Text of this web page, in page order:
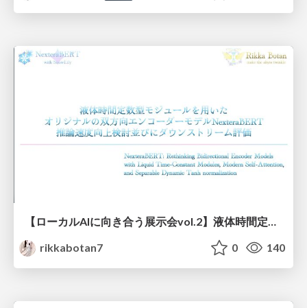
【ローカルAIに向き合う展示会vol.2】液体時間定数型モジュールを用いた オリジナルの双方向エンコーダーモデルNexteraBERT 推論速度向上検討並びにダウンストリーム評価
rikkabotan7
0 140